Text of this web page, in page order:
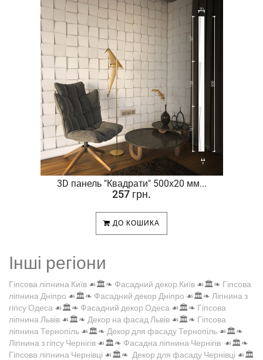
3D панель "Квадрати" 500х20 мм...
257 грн.
ДО КОШИКА
Інші регіони
Гіпсова ліпнина Київ ☙🏛️❧ Фасадний декор Київ ☙🏛️❧ Гіпсова
ліпнина Дніпро ☙🏛️❧ Фасадний декор Дніпро ☙🏛️❧ Ліпнина з
гіпсу Одеса ☙🏛️❧ Фасадний декор Одеса ☙🏛️❧ Гіпсова
ліпнина Львів ☙🏛️❧ Декор на фасад Львів ☙🏛️❧ Гіпсова
ліпнина Тернопіль ☙🏛️❧ Декор для фасаду Тернопіль ☙🏛️❧
Ліпнина з гіпсу Чернігів ☙🏛️❧ Фасадна ліпнина Чернігів ☙🏛️❧
Гіпсова ліпнина Чернівці ☙🏛️❧ Декор для фасаду Чернівці ☙🏛️